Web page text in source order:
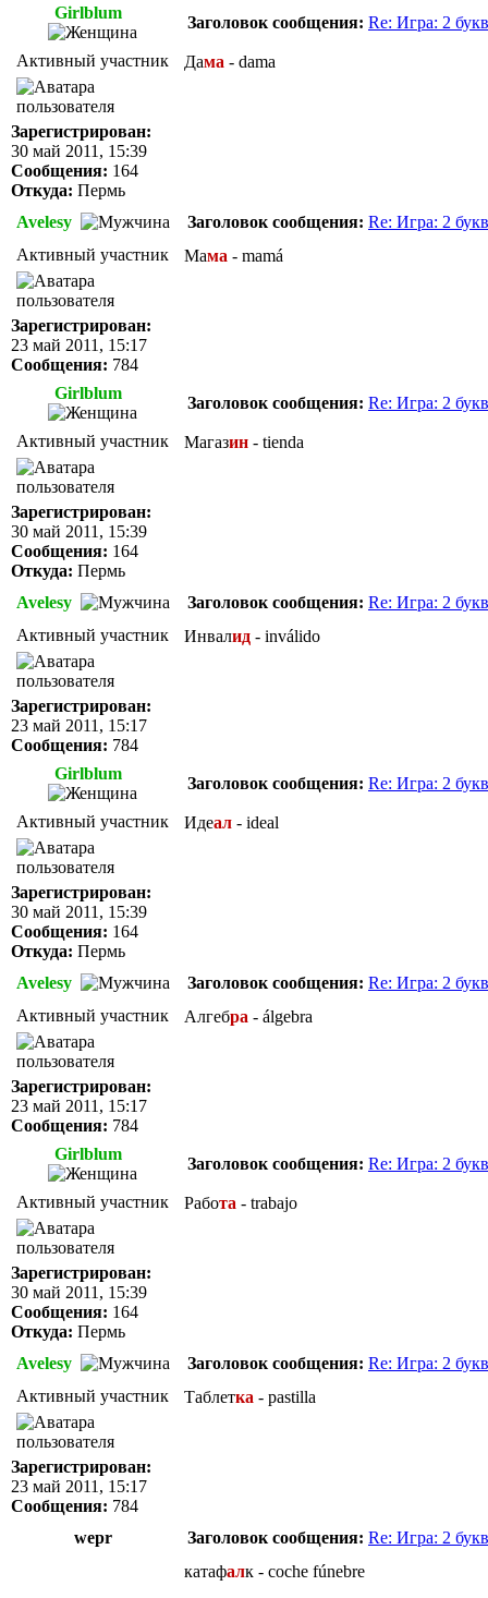
Girlblum
Заголовок сообщения: Re: Игра: 2
Активный участник
Зарегистрирован:
30 май 2011, 15:39
Сообщения: 164
Откуда: Пермь
Дама - dama
Avelesy Заголовок сообщения: Re: Игра: 2
Активный участник
Зарегистрирован:
23 май 2011, 15:17
Сообщения: 784
Мама - mamá
Girlblum
Заголовок сообщения: Re: Игра: 2
Активный участник
Зарегистрирован:
30 май 2011, 15:39
Сообщения: 164
Откуда: Пермь
Магазин - tienda
Avelesy Заголовок сообщения: Re: Игра: 2
Активный участник
Зарегистрирован:
23 май 2011, 15:17
Сообщения: 784
Инвалид - inválido
Girlblum
Заголовок сообщения: Re: Игра: 2
Активный участник
Зарегистрирован:
30 май 2011, 15:39
Сообщения: 164
Откуда: Пермь
Идеал - ideal
Avelesy Заголовок сообщения: Re: Игра: 2
Активный участник
Зарегистрирован:
23 май 2011, 15:17
Сообщения: 784
Алгебра - álgebra
Girlblum
Заголовок сообщения: Re: Игра: 2
Активный участник
Зарегистрирован:
30 май 2011, 15:39
Сообщения: 164
Откуда: Пермь
Работа - trabajo
Avelesy Заголовок сообщения: Re: Игра: 2
Активный участник
Зарегистрирован:
23 май 2011, 15:17
Сообщения: 784
Таблетка - pastilla
wepr Заголовок сообщения: Re: Игра: 2
катафалк - coche fúnebre